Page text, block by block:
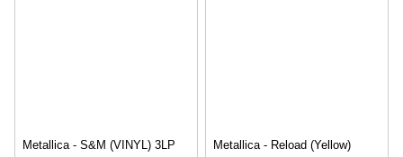
Metallica - S&M (VINYL) 3LP Metallica - Reload (Yellow)